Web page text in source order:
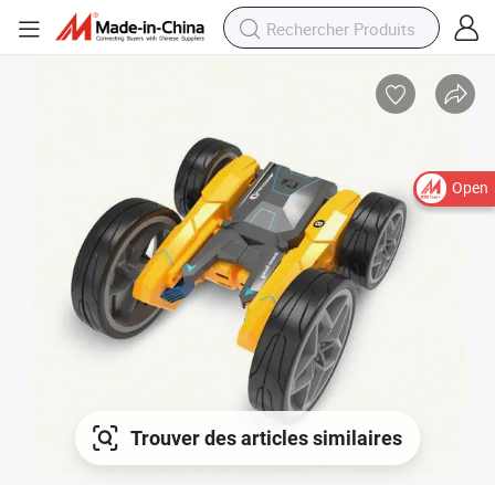
Open
Trouver des articles similaires